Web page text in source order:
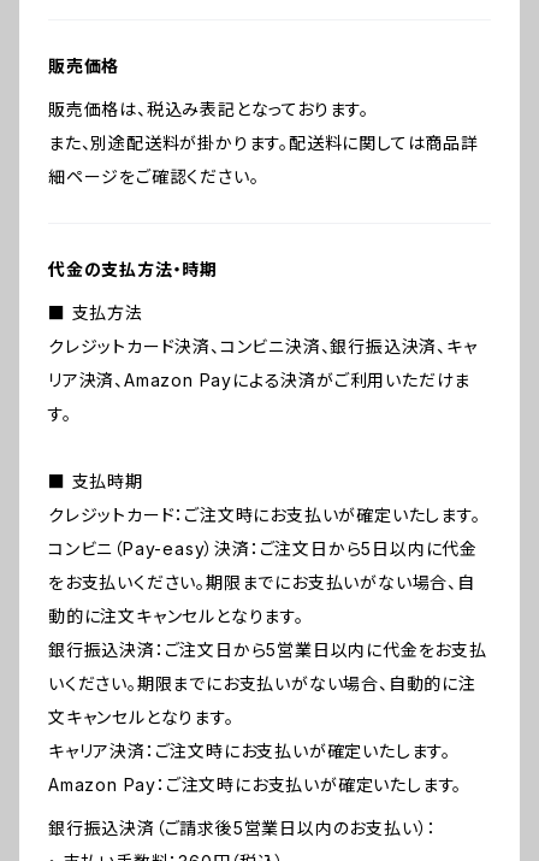
販売価格
販売価格は、税込み表記となっております。
また、別途配送料が掛かります。配送料に関しては商品詳
細ページをご確認ください。
代金の支払方法・時期
■ 支払方法
クレジットカード決済、コンビニ決済、銀行振込決済、キャ
リア決済、Amazon Payによる決済がご利用いただけま
す。
■ 支払時期
クレジットカード：ご注文時にお支払いが確定いたします。
コンビニ（Pay-easy）決済：ご注文日から5日以内に代金
をお支払いください。期限までにお支払いがない場合、自
動的に注文キャンセルとなります。
銀行振込決済：ご注文日から5営業日以内に代金をお支払
いください。期限までにお支払いがない場合、自動的に注
文キャンセルとなります。
キャリア決済：ご注文時にお支払いが確定いたします。
Amazon Pay：ご注文時にお支払いが確定いたします。
銀行振込決済（ご請求後5営業日以内のお支払い）：